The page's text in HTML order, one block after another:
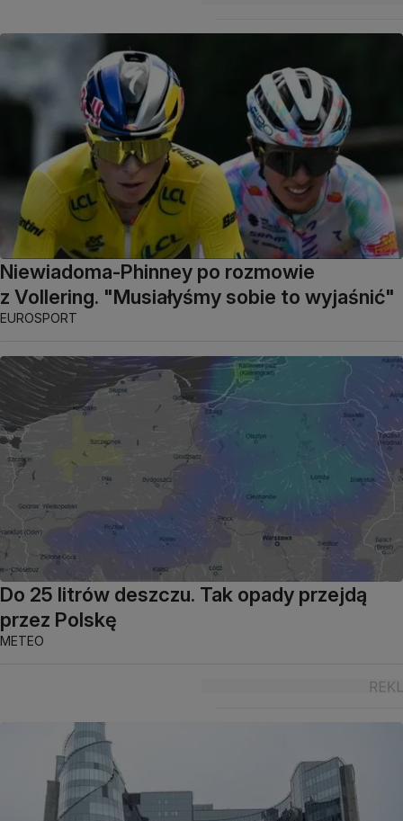
Niewiadoma-Phinney po rozmowie
z Vollering. "Musiałyśmy sobie to wyjaśnić"
EUROSPORT
Do 25 litrów deszczu. Tak opady przejdą
przez Polskę
METEO